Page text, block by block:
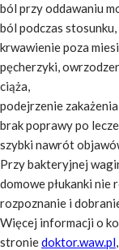
ból przy oddawaniu
ból podczas stosunku,
krwawienie poza
pęcherzyki,
ciąża,
podejrzenie
brak poprawy po
szybki nawrót
Przy bakteryjnej
domowe płukanki
rozpoznanie i
Więcej informacji o
stroniedoktor.waw.pl